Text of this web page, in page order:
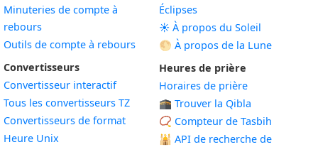
Minuteries de compte à
rebours
Outils de compte à rebours
Convertisseurs
Convertisseur interactif
Tous les convertisseurs TZ
Convertisseurs de format
Heure Unix
Éclipses
☀️ À propos du Soleil
🌕 À propos de la Lune
Heures de prière
Horaires de prière
🕋 Trouver la Qibla
📿 Compteur de Tasbih
🕌 API de recherche de